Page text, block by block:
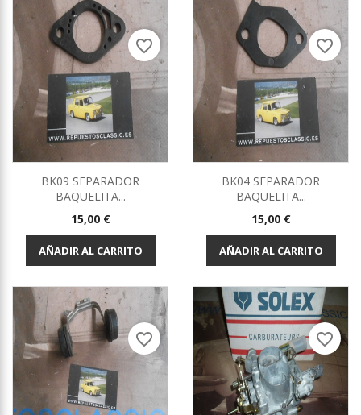
BK09 SEPARADOR
BAQUELITA...
Precio
15,00 €
AÑADIR AL CARRITO
favorite_border
BK04 SEPARADOR
BAQUELITA...
Precio
15,00 €
AÑADIR AL CARRITO
favorite_border
favorite_border favorite_border